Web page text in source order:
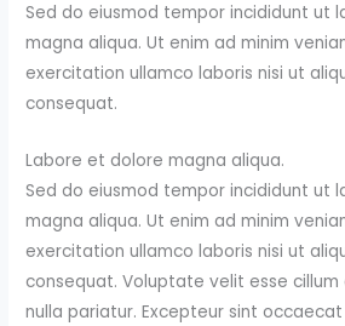
Sed do eiusmod tempor incididunt ut
magna aliqua. Ut enim ad minim
exercitation ullamco laboris nisi ut
consequat.
Labore et dolore magna aliqua.
Sed do eiusmod tempor incididunt ut
magna aliqua. Ut enim ad minim
exercitation ullamco laboris nisi ut
consequat. Voluptate velit esse
nulla pariatur. Excepteur sint